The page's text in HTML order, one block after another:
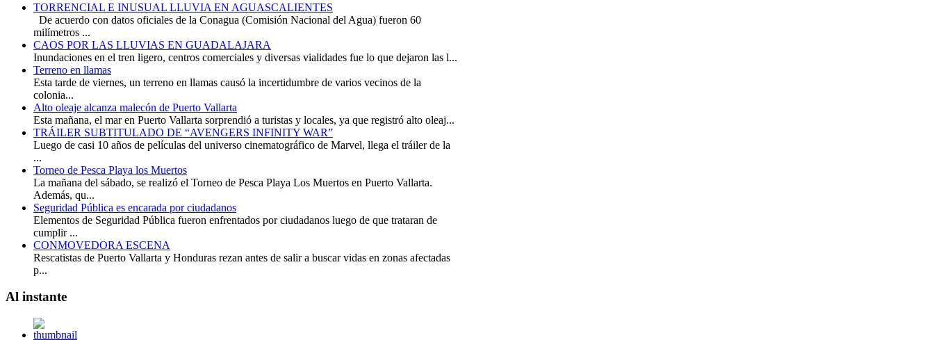
TORRENCIAL E INUSUAL LLUVIA EN AGUASCALIENTES
De acuerdo con datos oficiales de la Conagua (Comisión Nacional del Agua) fueron 60
milímetros ...
CAOS POR LAS LLUVIAS EN GUADALAJARA
Inundaciones en el tren ligero, centros comerciales y diversas vialidades fue lo que dejaron las l...
Terreno en llamas
Esta tarde de viernes, un terreno en llamas causó la incertidumbre de varios vecinos de la
colonia...
Alto oleaje alcanza malecón de Puerto Vallarta
Esta mañana, el mar en Puerto Vallarta sorprendió a turistas y locales, ya que registró alto oleaj...
TRÁILER SUBTITULADO DE “AVENGERS INFINITY WAR”
Luego de casi 10 años de películas del universo cinematográfico de Marvel, llega el tráiler de la
...
Torneo de Pesca Playa los Muertos
La mañana del sábado, se realizó el Torneo de Pesca Playa Los Muertos en Puerto Vallarta.
Además, qu...
Seguridad Pública es encarada por ciudadanos
Elementos de Seguridad Pública fueron enfrentados por ciudadanos luego de que trataran de
cumplir ...
CONMOVEDORA ESCENA
Rescatistas de Puerto Vallarta y Honduras rezan antes de salir a buscar vidas en zonas afectadas
p...
Al instante